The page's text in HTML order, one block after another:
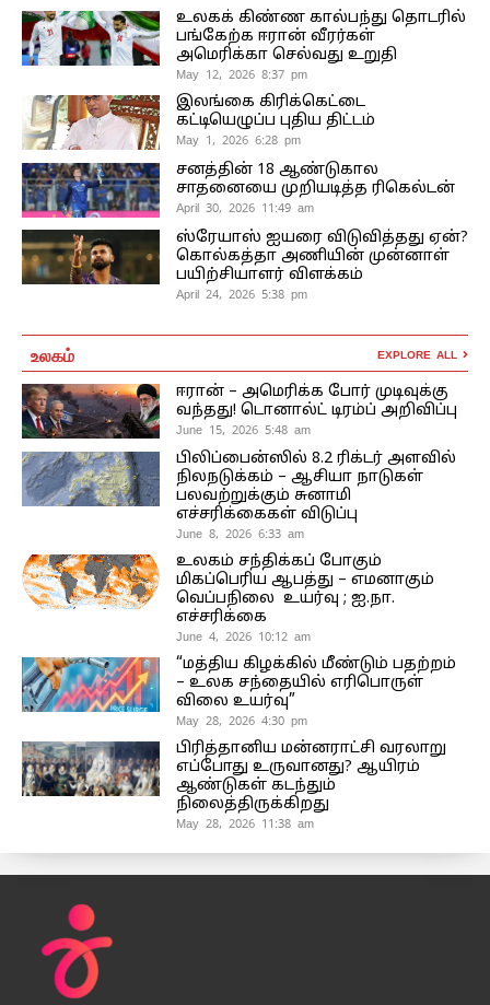
உலகக் கிண்ண கால்பந்து தொடரில்
பங்கேற்க ஈரான் வீரர்கள்
அமெரிக்கா செல்வது உறுதி
May 12, 2026 8:37 pm
இலங்கை கிரிக்கெட்டை
கட்டியெழுப்ப புதிய திட்டம்
May 1, 2026 6:28 pm
சனத்தின் 18 ஆண்டுகால
சாதனையை முறியடித்த ரிகெல்டன்
April 30, 2026 11:49 am
ஸ்ரேயாஸ் ஐயரை விடுவித்தது ஏன்?
கொல்கத்தா அணியின் முன்னாள்
பயிற்சியாளர் விளக்கம்
April 24, 2026 5:38 pm
உலகம் EXPLORE ALL
ஈரான் – அமெரிக்க போர் முடிவுக்கு
வந்தது! டொனால்ட் டிரம்ப் அறிவிப்பு
June 15, 2026 5:48 am
பிலிப்பைன்ஸில் 8.2 ரிக்டர் அளவில்
நிலநடுக்கம் – ஆசியா நாடுகள்
பலவற்றுக்கும் சுனாமி
எச்சரிக்கைகள் விடுப்பு
June 8, 2026 6:33 am
உலகம் சந்திக்கப் போகும்
மிகப்பெரிய ஆபத்து – எமனாகும்
வெப்பநிலை உயர்வு ; ஐ.நா.
எச்சரிக்கை
June 4, 2026 10:12 am
“மத்திய கிழக்கில் மீண்டும் பதற்றம்
– உலக சந்தையில் எரிபொருள்
விலை உயர்வு”
May 28, 2026 4:30 pm
பிரித்தானிய மன்னராட்சி வரலாறு
எப்போது உருவானது? ஆயிரம்
ஆண்டுகள் கடந்தும்
நிலைத்திருக்கிறது
May 28, 2026 11:38 am